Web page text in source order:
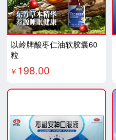
以岭牌酸枣仁油软胶囊60
粒
￥ 198.00